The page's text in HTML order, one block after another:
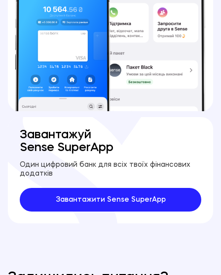
Завантажуй
Sense SuperApp
Один цифровий банк для всіх твоїх фінансових
додатків
Завантажити Sense SuperApp